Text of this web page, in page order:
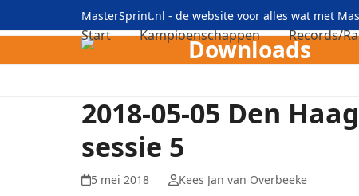
to
MasterSprint.nl - de website voor alles wat met
Start Kampioenschappen Records/
Downloads
2018-05-05 Den
sessie 5
5 mei 2018 Kees Jan van Overbeeke